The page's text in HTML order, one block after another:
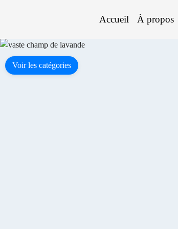
Accueil À propos
Voir les catégories